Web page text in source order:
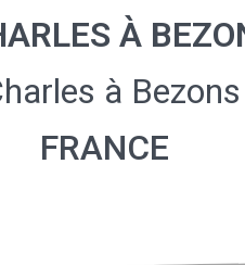
À
à
FRANCE